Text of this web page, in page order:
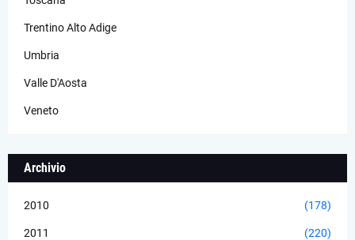
Trentino Alto Adige
Umbria
Valle D'Aosta
Veneto
Archivio
2010 (178)
2011 (220)